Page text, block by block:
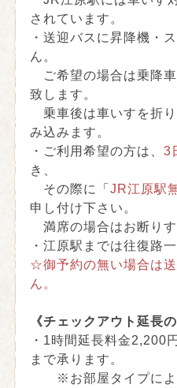
されています。
・送迎バスに昇降機・
ん。
ご希望の場合は乗降
致します。
乗車後は車いすを折
み込みます。
・ご利用希望の方は、 3
き、
その際に「 JR江原駅
申し付け下さい。
満席の場合はお断りす
・江原駅までは往復路一
☆御予約の無い場合は
ん。
《チェックアウト延長の
・1時間延長料金2,200
まで承ります。
※お部屋タイプによ